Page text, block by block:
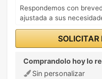
Respondemos con
ajustada a sus
SOLICITAR
Comprandolo hoy lo
Sin personalizar